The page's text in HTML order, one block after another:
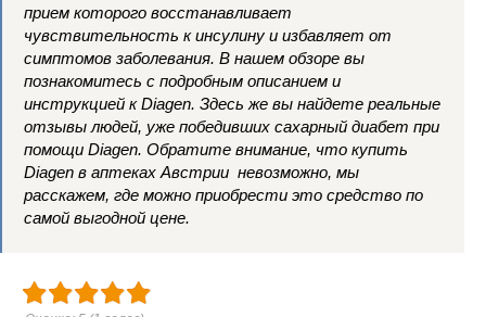
прием которого восстанавливает
чувствительность к инсулину и избавляет от
симптомов заболевания. В нашем обзоре вы
познакомитесь с подробным описанием и
инструкцией к Diagen. Здесь же вы найдете реальные
отзывы людей, уже победивших сахарный диабет при
помощи Diagen. Обратите внимание, что купить
Diagen в аптеках Австрии невозможно, мы
расскажем, где можно приобрести это средство по
самой выгодной цене.